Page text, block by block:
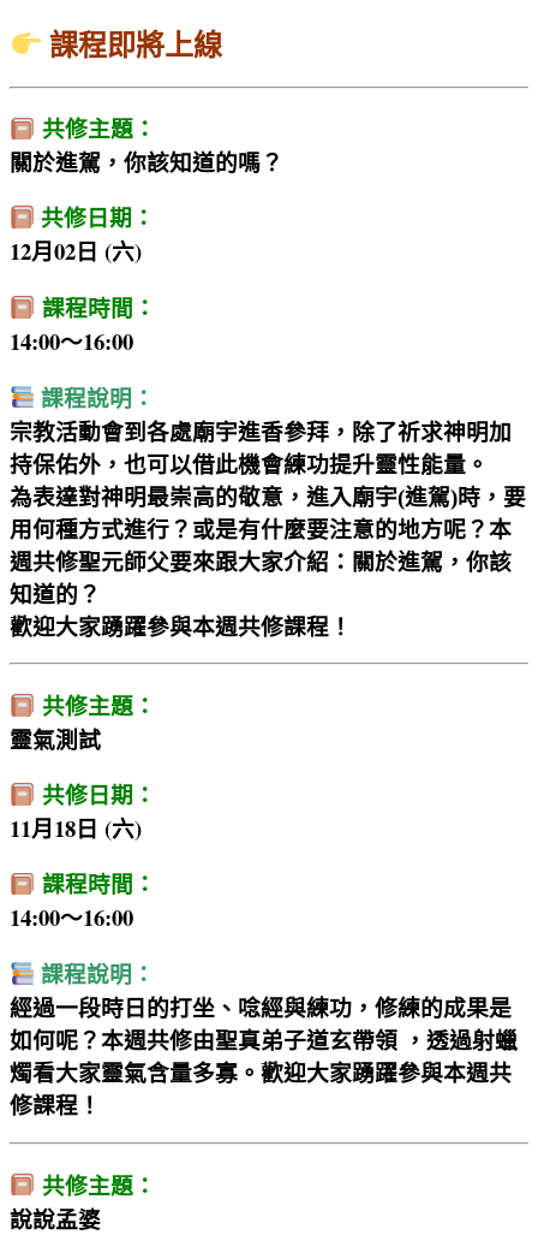
課程即將上線
共修主題：
關於進駕，你該知道的嗎？
共修日期：
12月02日 (六)
課程時間：
14:00～16:00
課程說明：
宗教活動會到各處廟宇進香參拜，除了祈求神明加
持保佑外，也可以借此機會練功提升靈性能量。
為表達對神明最崇高的敬意，進入廟宇(進駕)時，要
用何種方式進行？或是有什麼要注意的地方呢？本
週共修聖元師父要來跟大家介紹：關於進駕，你該
知道的？
歡迎大家踴躍參與本週共修課程！
共修主題：
靈氣測試
共修日期：
11月18日 (六)
課程時間：
14:00～16:00
課程說明：
經過一段時日的打坐、唸經與練功，修練的成果是
如何呢？本週共修由聖真弟子道玄帶領 ，透過射蠟
燭看大家靈氣含量多寡。歡迎大家踴躍參與本週共
修課程！
共修主題：
說說孟婆